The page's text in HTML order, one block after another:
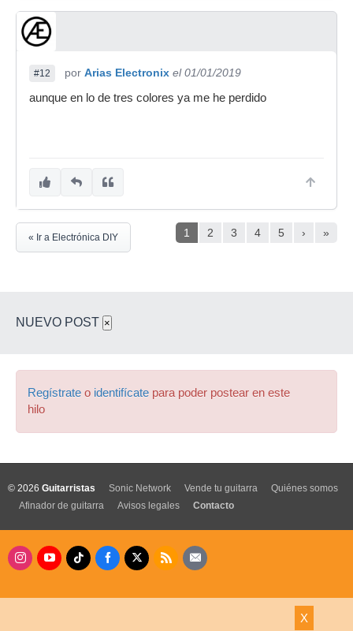
#12 por Arias Electronix el 01/01/2019
aunque en lo de tres colores ya me he perdido
1 2 3 4 5 › »
« Ir a Electrónica DIY
NUEVO POST ×
Regístrate o identifícate para poder postear en este
hilo
X
© 2026 Guitarristas Sonic Network Vende tu guitarra
Quiénes somos
Afinador de guitarra
Avisos legales Contacto